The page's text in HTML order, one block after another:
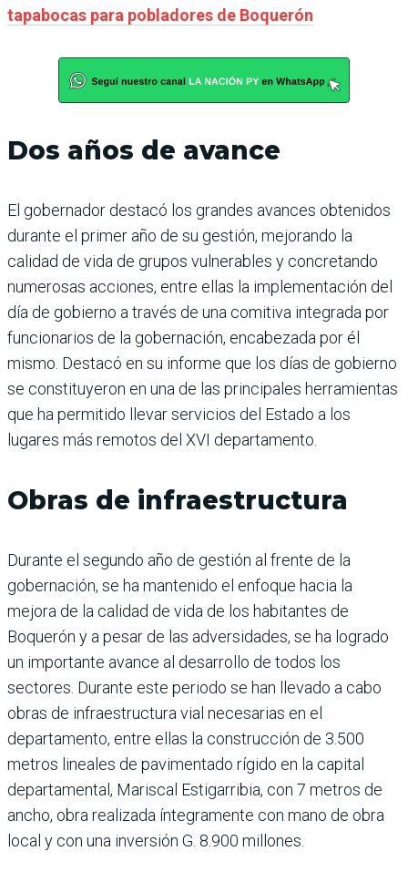
tapabocas para pobladores de Boquerón
Dos años de avance
El gobernador destacó los grandes avances obtenidos
durante el primer año de su gestión, mejorando la
calidad de vida de grupos vulnerables y concretando
numerosas acciones, entre ellas la implementación del
día de gobierno a través de una comitiva integrada por
funcionarios de la gobernación, encabezada por él
mismo. Destacó en su informe que los días de gobierno
se constituyeron en una de las principales herramientas
que ha permitido llevar servicios del Estado a los
lugares más remotos del XVI departamento.
Obras de infraestructura
Durante el segundo año de gestión al frente de la
gobernación, se ha mantenido el enfoque hacia la
mejora de la calidad de vida de los habitantes de
Boquerón y a pesar de las adversidades, se ha logrado
un importante avance al desarrollo de todos los
sectores. Durante este periodo se han llevado a cabo
obras de infraestructura vial necesarias en el
departamento, entre ellas la construcción de 3.500
metros lineales de pavimentado rígido en la capital
departamental, Mariscal Estigarribia, con 7 metros de
ancho, obra realizada íntegramente con mano de obra
local y con una inversión G. 8.900 millones.